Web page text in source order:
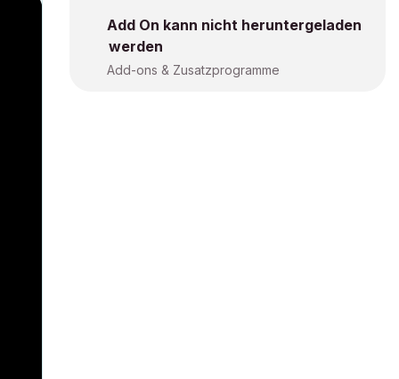
Add On kann nicht heruntergeladen
werden
Add-ons & Zusatzprogramme